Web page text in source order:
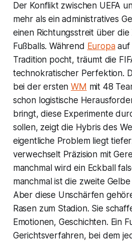
Der Konflikt zwischen UEFA
mehr als ein administratives
einen Richtungsstreit über
Fußballs. Während Europaauf
Tradition pocht, träumt die
technokratischer Perfektion.
bei der erstenWM mit 48
schon logistische
bringt, diese Experimente
sollen, zeigt die Hybris des
eigentliche Problem liegt
verwechselt Präzision mit
manchmal wird ein Eckball
manchmal ist die zweite
Aber diese Unschärfen
Rasen zum Stadion. Sie
Emotionen, Geschichten. Ein
Gerichtsverfahren, bei dem